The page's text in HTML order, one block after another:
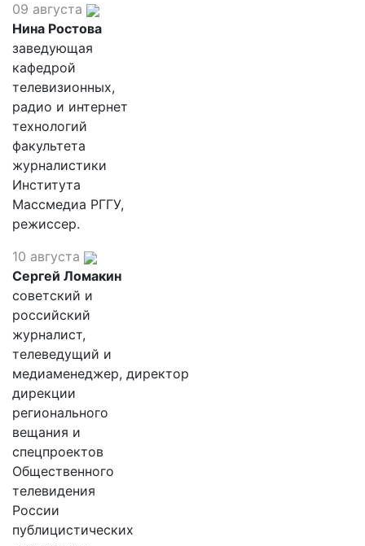
09 августа
Нина Ростова
заведующая
кафедрой
телевизионных,
радио и интернет
технологий
факультета
журналистики
Института
Массмедиа РГГУ,
режиссер.
10 августа
Сергей Ломакин
советский и
российский
журналист,
телеведущий и
медиаменеджер, директор
дирекции
регионального
вещания и
спецпроектов
Общественного
телевидения
России
публицистических